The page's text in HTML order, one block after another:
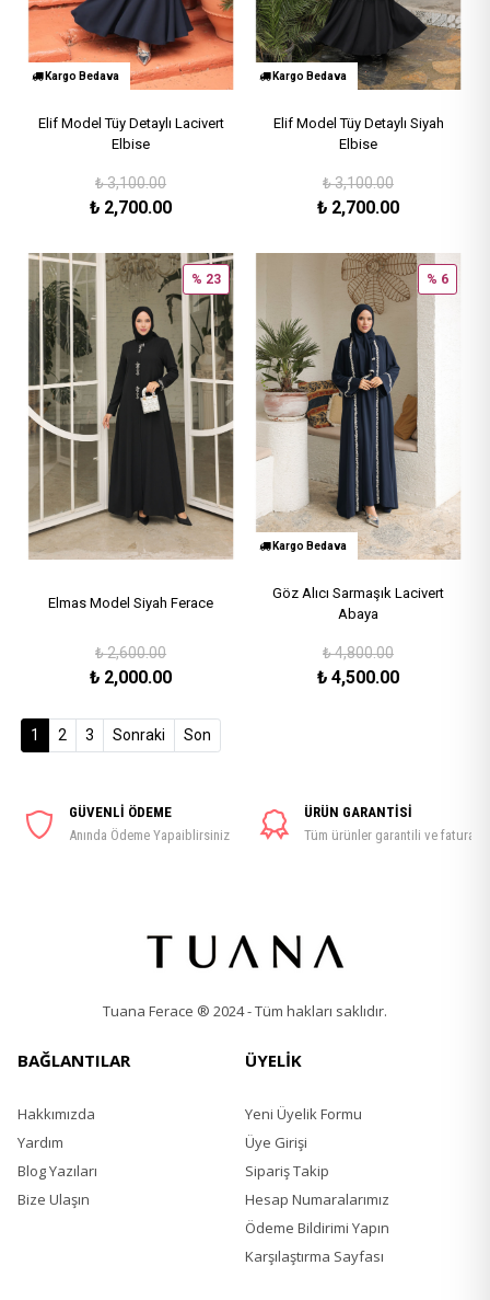
Kargo Bedava
Elif Model Tüy Detaylı Lacivert
Elbise
₺3,100.00
₺ 2,700.00
Kargo Bedava
Elif Model Tüy Detaylı Siyah
Elbise
₺3,100.00
₺ 2,700.00
Elmas Model Siyah Ferace
₺2,600.00
₺ 2,000.00
% 23
Kargo Bedava
Göz Alıcı Sarmaşık Lacivert
Abaya
₺4,800.00
₺4,500.00
% 6
1 (current)
2 3 Sonraki Son
GÜVENLİ ÖDEME
Anında Ödeme Yapaiblirsiniz
ÜRÜN GARANTİSİ
Tüm ürünler garantili ve faturalı
Tuana Ferace ® 2024 - Tüm hakları saklıdır.
BAĞLANTILAR
Hakkımızda
Yardım
Blog Yazıları
Bize Ulaşın
ÜYELİK
Yeni Üyelik Formu
Üye Girişi
Sipariş Takip
Hesap Numaralarımız
Ödeme Bildirimi Yapın
Karşılaştırma Sayfası